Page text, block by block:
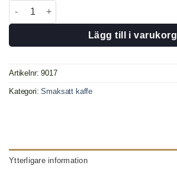
Hasselnöt 250 gr mängd
Lägg till i varukorg
Artikelnr:9017
Kategori:Smaksatt kaffe
Ytterligare information